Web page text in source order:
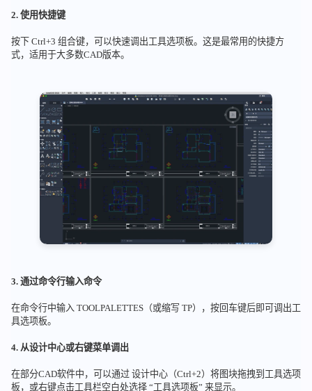
2. 使用快捷键
按下 Ctrl+3 组合键，可以快速调出工具选项板。这是最常用的快捷方
式，适用于大多数CAD版本。
3. 通过命令行输入命令
在命令行中输入 TOOLPALETTES（或缩写 TP），按回车键后即可调出工
具选项板。
4. 从设计中心或右键菜单调出
在部分CAD软件中，可以通过 设计中心（Ctrl+2）将图块拖拽到工具选项
板，或右键点击工具栏空白处选择 “工具选项板” 来显示。